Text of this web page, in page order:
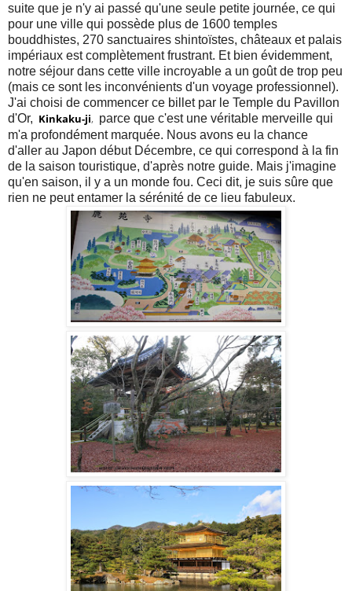
suite que je n'y ai passé qu'une seule petite journée, ce qui
pour une ville qui possède plus de 1600 temples
bouddhistes, 270 sanctuaires shintoïstes, châteaux et palais
impériaux est complètement frustrant. Et bien évidemment,
notre séjour dans cette ville incroyable a un goût de trop peu
(mais ce sont les inconvénients d'un voyage professionnel).
J'ai choisi de commencer ce billet par le Temple du Pavillon
d'Or, Kinkaku-ji, parce que c'est une véritable merveille qui
m'a profondément marquée. Nous avons eu la chance
d'aller au Japon début Décembre, ce qui correspond à la fin
de la saison touristique, d'après notre guide. Mais j'imagine
qu'en saison, il y a un monde fou. Ceci dit, je suis sûre que
rien ne peut entamer la sérénité de ce lieu fabuleux.